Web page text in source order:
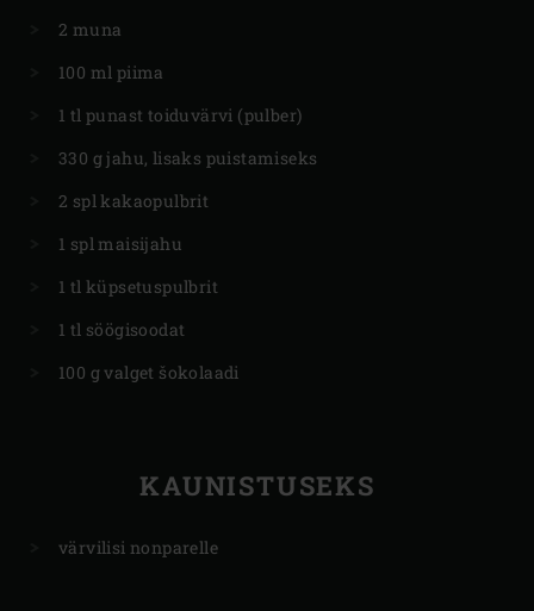
2 muna
100 ml piima
1 tl punast toiduvärvi (pulber)
330 g jahu, lisaks puistamiseks
2 spl kakaopulbrit
1 spl maisijahu
1 tl küpsetuspulbrit
1 tl söögisoodat
100 g valget šokolaadi
KAUNISTUSEKS
värvilisi nonparelle